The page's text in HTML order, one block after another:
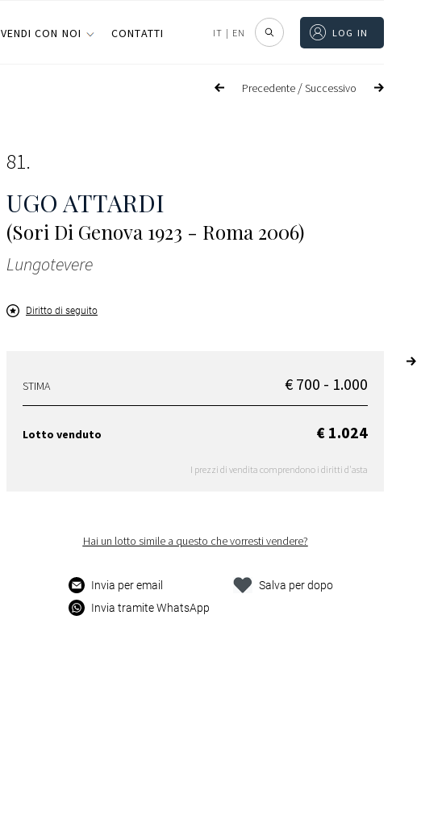
VENDI CON NOI CONTATTI IT | EN LOG IN
Precedente /Successivo
81
UGO ATTARDI
(Sori Di Genova 1923 - Roma 2006)
Lungotevere
Diritto di seguito
STIMA € 700 - 1.000
Lotto venduto € 1.024
I prezzi di vendita comprendono i diritti d'asta
Hai un lotto simile a questo che vorresti vendere?
Invia per email
Invia tramite WhatsApp
Salva per dopo